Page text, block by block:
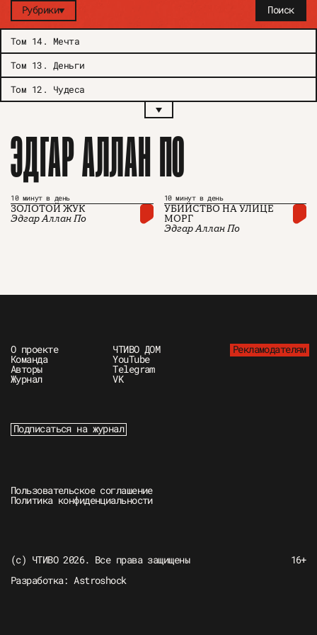
Поиск
Рубрики
Том 14.
Мечта
Том 13 . Деньги
Том 12 . Чудеса
ЭДГАР АЛЛАН ПО
10 минут в день
ЗОЛОТОЙ ЖУК
Эдгар Аллан По
10 минут в день
УБИЙСТВО НА УЛИЦЕ
МОРГ
Эдгар Аллан По
О проекте
Команда
Авторы
Журнал
Подписаться на журнал
ЧТИВО ДОМ
YouTube
Telegram
VK
Рекламодателям
Пользовательское соглашение
Политика конфиденциальности
16+
(c) ЧТИВО 2026. Все права защищены
Разработка:Astroshock